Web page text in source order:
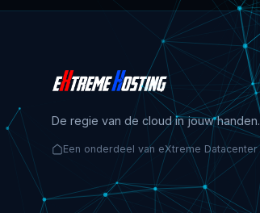
De regie van de cloud in jouw handen.
Een onderdeel van eXtreme Datacenter